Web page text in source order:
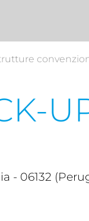
- 06132